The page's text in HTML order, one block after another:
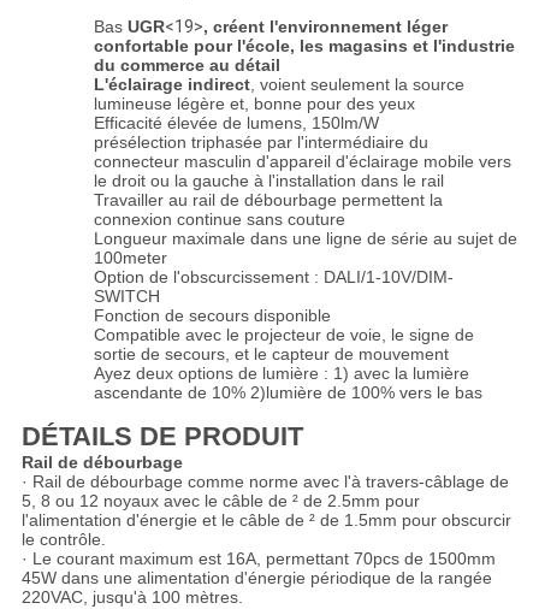
Bas UGR<19>, créent l'environnement léger
confortable pour l'école, les magasins et l'industrie
du commerce au détail
L'éclairage indirect, voient seulement la source
lumineuse légère et, bonne pour des yeux
Efficacité élevée de lumens, 150lm/W
présélection triphasée par l'intermédiaire du
connecteur masculin d'appareil d'éclairage mobile vers
le droit ou la gauche à l'installation dans le rail
Travailler au rail de débourbage permettent la
connexion continue sans couture
Longueur maximale dans une ligne de série au sujet de
100meter
Option de l'obscurcissement : DALI/1-10V/DIM-
SWITCH
Fonction de secours disponible
Compatible avec le projecteur de voie, le signe de
sortie de secours, et le capteur de mouvement
Ayez deux options de lumière : 1) avec la lumière
ascendante de 10% 2)lumière de 100% vers le bas
DÉTAILS DE PRODUIT
Rail de débourbage
· Rail de débourbage comme norme avec l'à travers-câblage de
5, 8 ou 12 noyaux avec le câble de ² de 2.5mm pour
l'alimentation d'énergie et le câble de ² de 1.5mm pour obscurcir
le contrôle.
· Le courant maximum est 16A, permettant 70pcs de 1500mm
45W dans une alimentation d'énergie périodique de la rangée
220VAC, jusqu'à 100 mètres.